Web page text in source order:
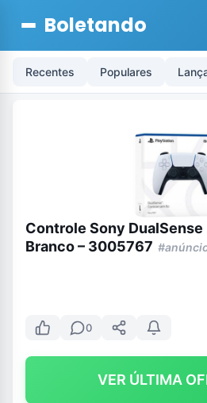
Boletando
Recentes Populares
Controle Sony DualSense
Branco – 3005767
0
VER ÚLTIMA